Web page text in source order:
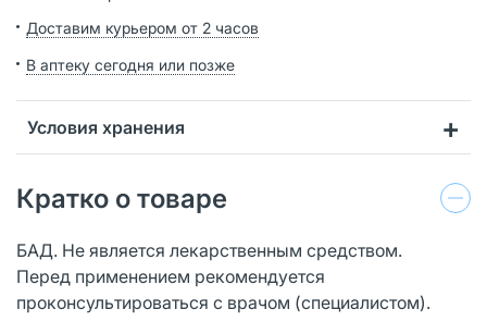
Доставим курьером от 2 часов
В аптеку сегодня или позже
Условия хранения
Кратко о товаре
БАД. Не является лекарственным средством.
Перед применением рекомендуется
проконсультироваться с врачом (специалистом).